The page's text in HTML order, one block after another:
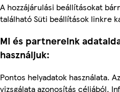
A hozzájárulási beállításokat
található Süti beállítások linkre
Mi és partnereink
használjuk:
Pontos helyadatok használata.
vizsgálata azonosítás céljából.